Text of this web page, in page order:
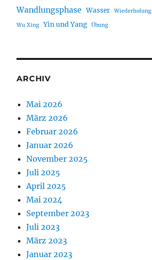
Wandlungsphase Wasser Wiederholung
Wu Xing Yin und Yang Übung
ARCHIV
Mai 2026
März 2026
Februar 2026
Januar 2026
November 2025
Juli 2025
April 2025
Mai 2024
September 2023
Juli 2023
März 2023
Januar 2023